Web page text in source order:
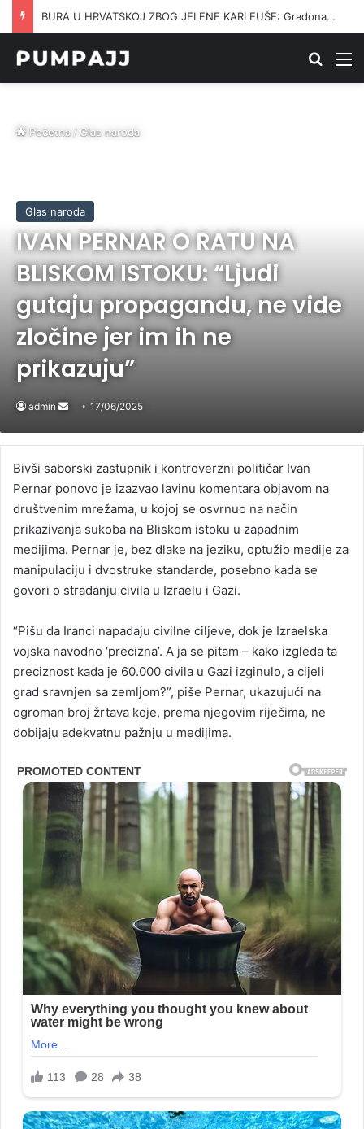
NATO NA NOGAMA: Dron pun eksploziva prošao ispod radara i pao blizu gasovoda
Traži
Početna/Glas naroda
Glas naroda
IVAN PERNAR O RATU NA
BLISKOM ISTOKU: “Ljudi
gutaju propagandu, ne vide
zločine jer im ih ne
prikazuju”
admin
Send
email
17/06/2025
Bivši saborski zastupnik i kontroverzni političar Ivan
Pernar ponovo je izazvao lavinu komentara objavom na
društvenim mrežama, u kojoj se osvrnuo na način
prikazivanja sukoba na Bliskom istoku u zapadnim
medijima. Pernar je, bez dlake na jeziku, optužio medije za
manipulaciju i dvostruke standarde, posebno kada se
govori o stradanju civila u Izraelu i Gazi.
“Pišu da Iranci napadaju civilne ciljeve, dok je Izraelska
vojska navodno ‘precizna’. A ja se pitam – kako izgleda ta
preciznost kada je 60.000 civila u Gazi izginulo, a cijeli
grad sravnjen sa zemljom?”, piše Pernar, ukazujući na
ogroman broj žrtava koje, prema njegovim riječima, ne
dobijaju adekvatnu pažnju u medijima.